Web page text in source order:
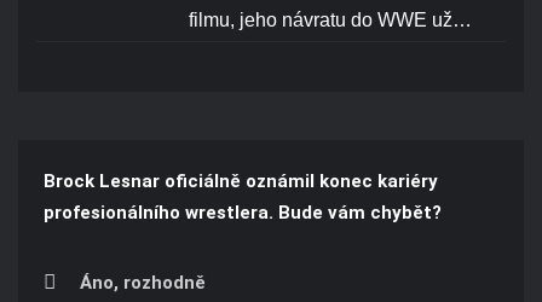
filmu, jeho návratu do WWE už…
Brock Lesnar oficiálně oznámil konec kariéry
profesionálního wrestlera. Bude vám chybět?
Áno, rozhodně